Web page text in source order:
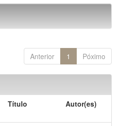
Anterior 1 Póximo
Título Autor(es)